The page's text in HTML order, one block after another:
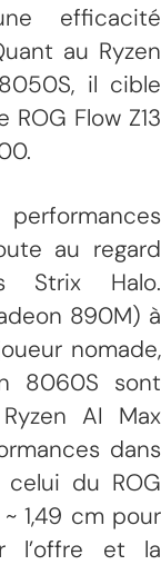
efficacité
au Ryzen
il cible
Flow Z13
au regard
Strix Halo.
890M) à
nomade,
8060S sont
AI Max
dans
du ROG
1,49 cm pour
l’offre et la